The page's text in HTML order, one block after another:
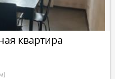
квартира